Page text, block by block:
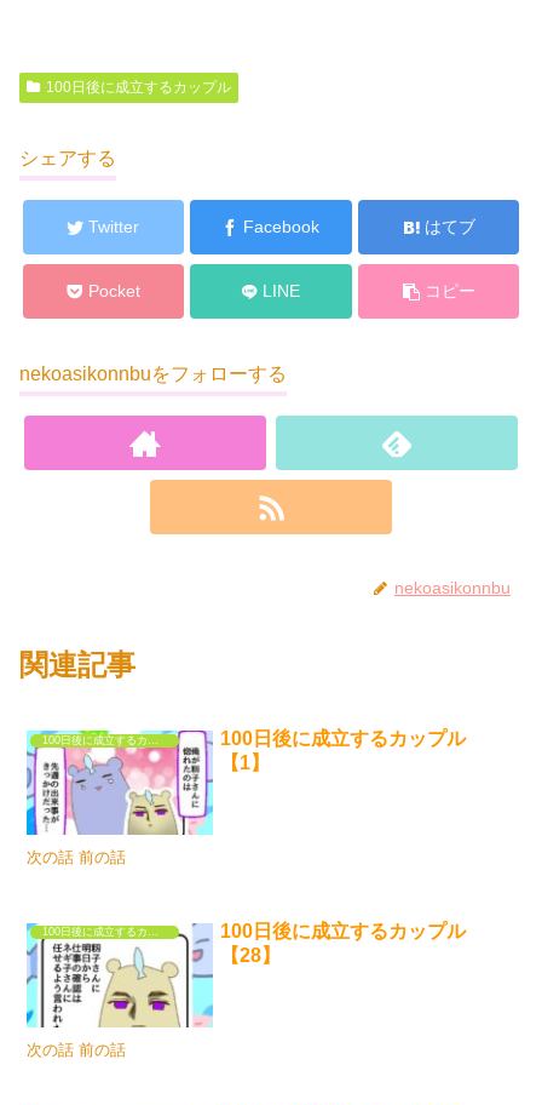
100日後に成立するカップル
シェアする
Twitter Facebook はてブ
Pocket LINE コピー
nekoasikonnbuをフォローする
nekoasikonnbu
関連記事
100日後に成立するカップル
【1】
次の話 前の話
100日後に成立するカップル
100日後に成立するカップル
【28】
次の話 前の話